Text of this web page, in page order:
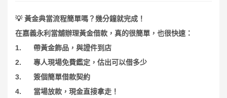
💡 黃金典當流程簡單嗎？幾分鐘就完成！
在嘉義永利當舖辦理黃金借款，真的很簡單，也很快速：
1. 帶黃金飾品，與證件到店
2. 專人現場免費鑑定，估出可以借多少
3. 簽個簡單借款契約
4.
當場放款，現金直接拿走！